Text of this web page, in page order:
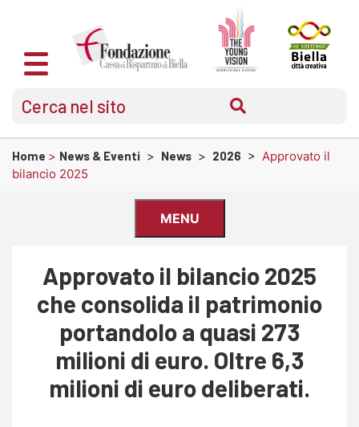
Home > News & Eventi > News > 2026 > Approvato il
bilancio 2025
MENU
Approvato il bilancio 2025
che consolida il patrimonio
portandolo a quasi 273
milioni di euro. Oltre 6,3
milioni di euro deliberati.